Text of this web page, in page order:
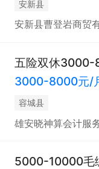
安新县
安新县曹登岩商贸
五险双休3000-
3000-8000元/
容城县
雄安晓神算会计服
5000-10000毛